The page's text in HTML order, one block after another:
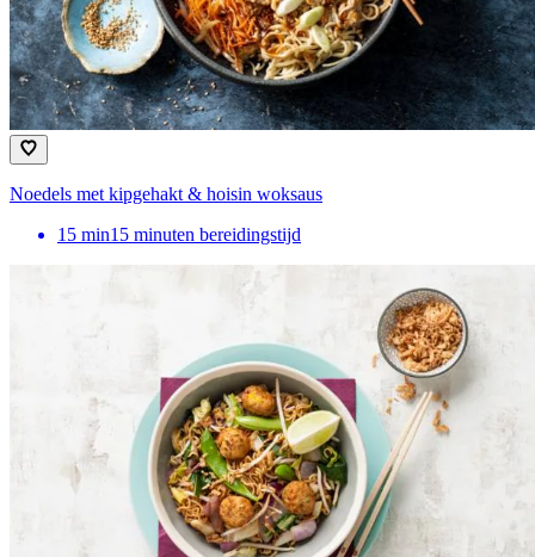
Noedels met kipgehakt & hoisin woksaus
15 min15 minuten bereidingstijd